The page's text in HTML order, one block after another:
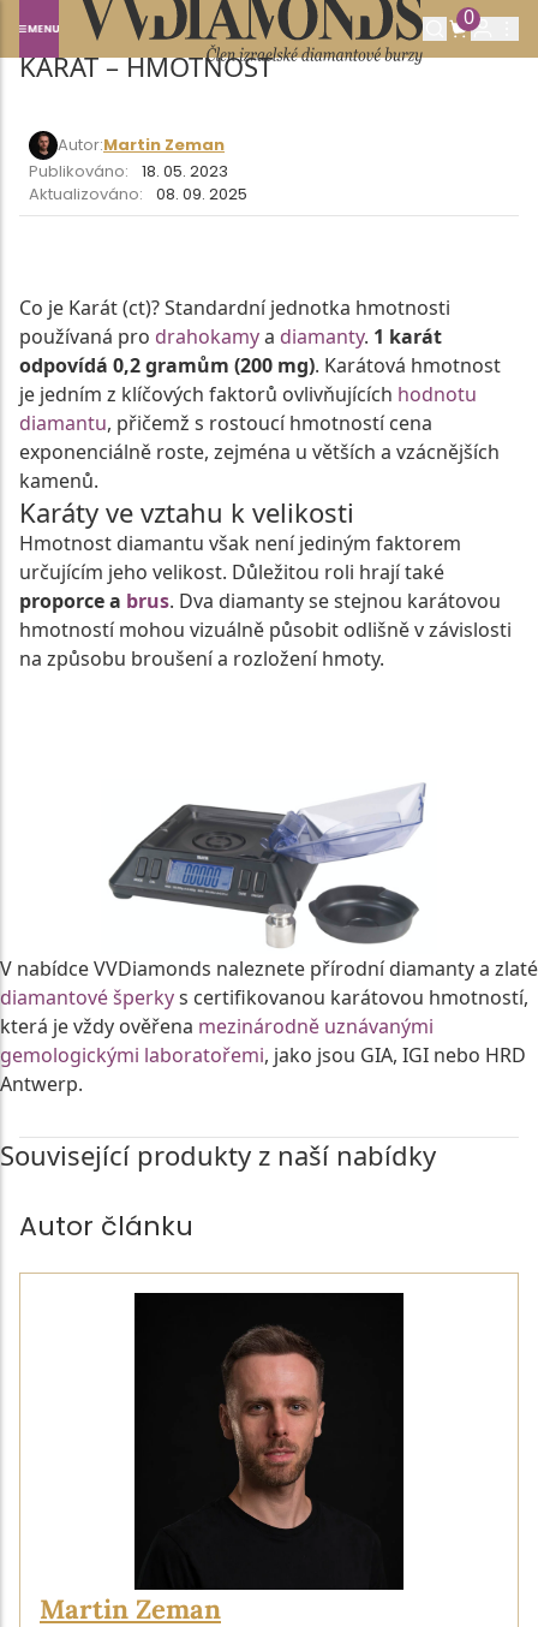
0
Domů SLOVNÍK POJMŮ KARÁT – HMOTNOST
KARÁT – HMOTNOST
Autor:Martin Zeman
Publikováno:
18. 05. 2023
Aktualizováno:
08. 09. 2025
Co je Karát (ct)? Standardní jednotka hmotnosti
používaná pro drahokamya diamanty. 1 karát
odpovídá 0,2 gramům (200 mg). Karátová hmotnost
je jedním z klíčových faktorů ovlivňujících hodnotu
diamantu, přičemž s rostoucí hmotností cena
exponenciálně roste, zejména u větších a vzácnějších
kamenů.
Karáty ve vztahu k velikosti
Hmotnost diamantu však není jediným faktorem
určujícím jeho velikost. Důležitou roli hrají také
proporce a brus. Dva diamanty se stejnou karátovou
hmotností mohou vizuálně působit odlišně v závislosti
na způsobu broušení a rozložení hmoty.
V nabídce VVDiamonds naleznete přírodní diamanty a zlaté
diamantové šperkys certifikovanou karátovou hmotností,
která je vždy ověřena mezinárodně uznávanými
gemologickými laboratořemi, jako jsou GIA, IGI nebo HRD
Antwerp.
Související produkty z naší nabídky
Autor článku
Martin Zeman